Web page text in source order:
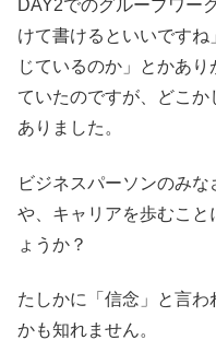
DAY2でのグループワー
けて書けるといいです
じているのか」とかあ
ていたのですが、どこ
ありました。
ビジネスパーソンのみ
や、キャリアを歩むこと
ょうか？
たしかに「信念」と言
かも知れません。